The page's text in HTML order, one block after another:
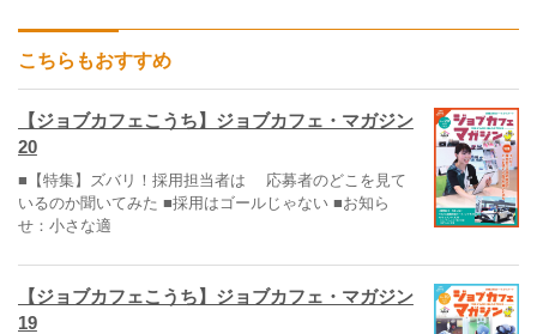
こちらもおすすめ
【ジョブカフェこうち】ジョブカフェ・マガジン
20
■【特集】ズバリ！採用担当者は 応募者のどこを見て
いるのか聞いてみた ■採用はゴールじゃない ■お知ら
せ：小さな適
【ジョブカフェこうち】ジョブカフェ・マガジン
19